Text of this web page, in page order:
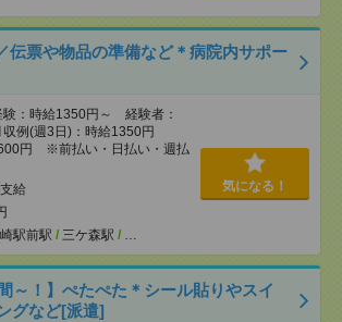
伝票や物品の準備など＊病院内サポー
験：時給1350円～ 経験者：
例(週3日)：時給1350円
円 ※前払い・日払い・週払
給
駅前駅 / 三ケ森駅 / …
気になる！
～！】ぺたぺた＊シール貼りやスイ
グなど[派遣]